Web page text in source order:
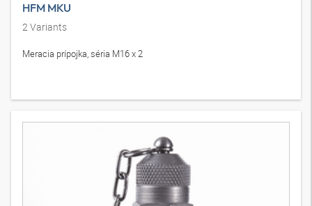
HFM MKU
2Variants
Meracia prípojka, séria M16 x 2